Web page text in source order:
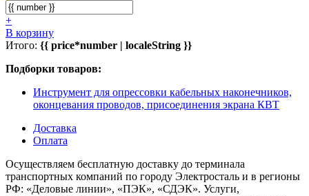
+
В корзину
Итого: {{ price*number | localeString }}
Подборки товаров:
Инструмент для опрессовки кабельных наконечников,
оконцевания проводов, присоединения экрана КВТ
Доставка
Оплата
Осуществляем бесплатную доставку до терминала
транспортных компаний по городу Электросталь и в регионы
РФ: «Деловые линии», «ПЭК», «СДЭК». Услуги,